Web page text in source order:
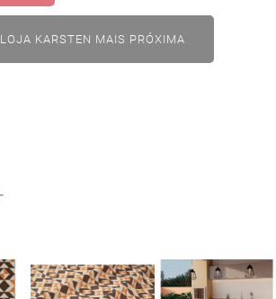
KARSTEN MAIS PRÓXIMA